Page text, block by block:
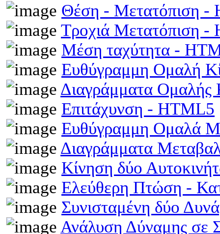
Θέση - Μετατόπιση -
Τροχιά Μετατόπιση -
Μέση ταχύτητα -
Ευθύγραμμη Ομαλή
Διαγράμματα
Επιτάχυνση - HTML5
Ευθύγραμμη Ομαλά
Διαγράμματα
Κίνηση δύο
Ελεύθερη Πτώση -
Συνισταμένη δύο
Ανάλυση Δύναμης σε